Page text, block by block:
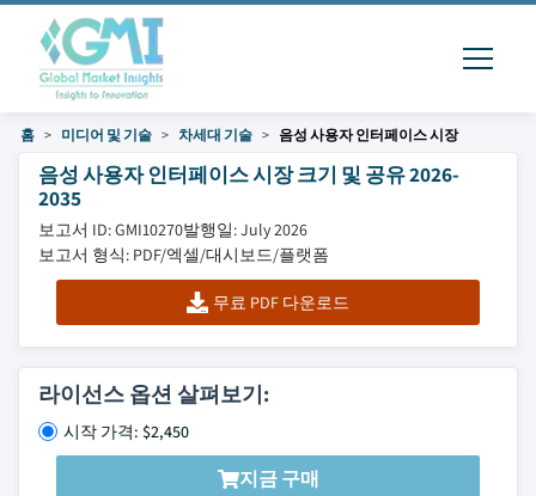
홈 미디어 및 기술 차세대 기술 음성 사용자 인터페이스 시장
음성 사용자 인터페이스 시장 크기 및 공유 2026-
2035
보고서 ID: GMI10270발행일: July 2026
보고서 형식: PDF/엑셀/대시보드/플랫폼
무료 PDF 다운로드
라이선스 옵션 살펴보기:
시작 가격: $2,450
지금 구매